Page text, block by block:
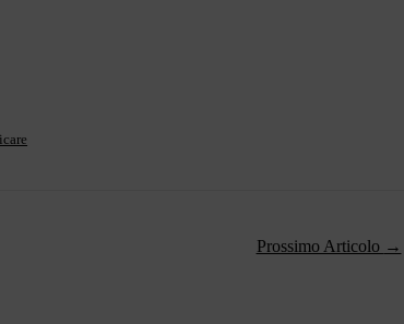
Prossimo Articolo →